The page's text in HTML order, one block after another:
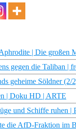
| Die großen
gegen die Taliban |
geheime Söldner
| Doku HD | ARTE
und Schiffe ruhen
die AfD-Fraktion im